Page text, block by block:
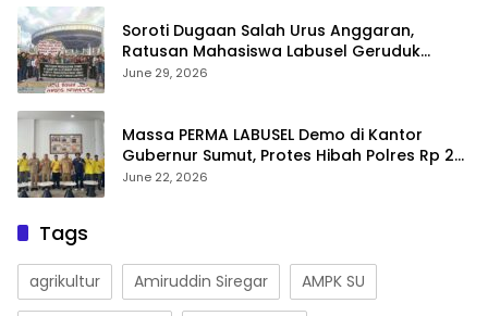
Soroti Dugaan Salah Urus Anggaran,
Ratusan Mahasiswa Labusel Geruduk
Kantor Gubernur Sumut Desak Pengusutan
June 29, 2026
Massa PERMA LABUSEL Demo di Kantor
Gubernur Sumut, Protes Hibah Polres Rp 25
M-Desak Pilkades
June 22, 2026
Tags
agrikultur Amiruddin Siregar AMPK SU